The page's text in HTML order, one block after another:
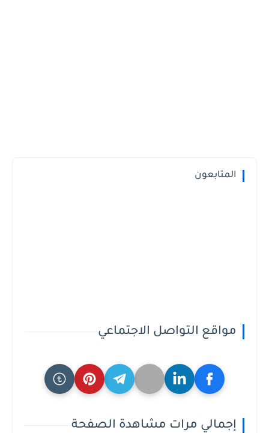
المتابعون
مواقع التواصل الاجتماعي
إجمالي مرات مشاهدة الصفحة